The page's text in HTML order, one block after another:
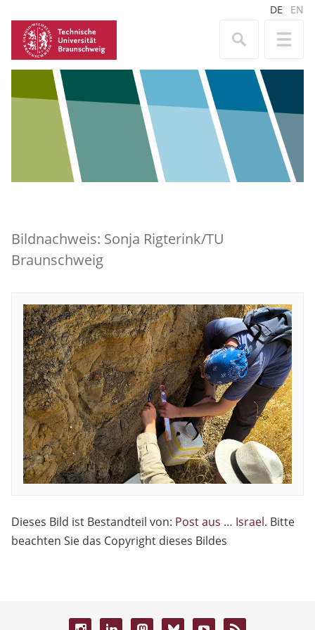
DE EN
Bildnachweis: Sonja Rigterink/TU
Braunschweig
Dieses Bild ist Bestandteil von: Post aus … Israel. Bitte
beachten Sie das Copyright dieses Bildes